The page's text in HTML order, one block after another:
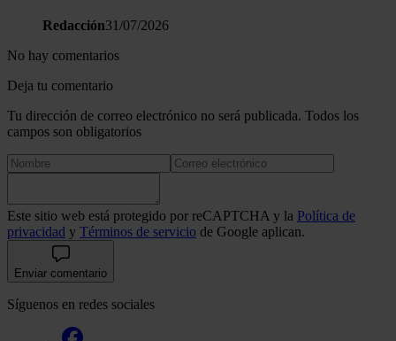
Redacción31/07/2026
No hay comentarios
Deja tu comentario
Tu dirección de correo electrónico no será publicada. Todos los
campos son obligatorios
Este sitio web está protegido por reCAPTCHA y la Política de
privacidad y Términos de servicio de Google aplican.
Enviar comentario
Síguenos en redes sociales